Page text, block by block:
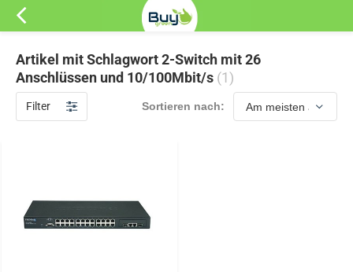
Artikel mit Schlagwort 2-Switch mit 26
Anschlüssen und 10/100Mbit/s (1)
Filter Sortieren nach: